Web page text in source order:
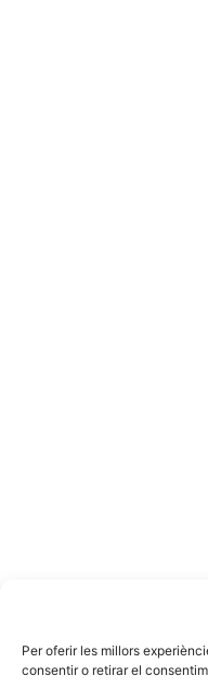
Per oferir les millors
consentir o retirar el